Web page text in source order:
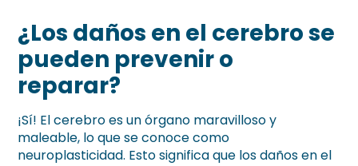
¿Los daños en el cerebro se
pueden prevenir o
reparar?
¡Sí! El cerebro es un órgano maravilloso y
maleable, lo que se conoce como
neuroplasticidad. Esto significa que los daños en el